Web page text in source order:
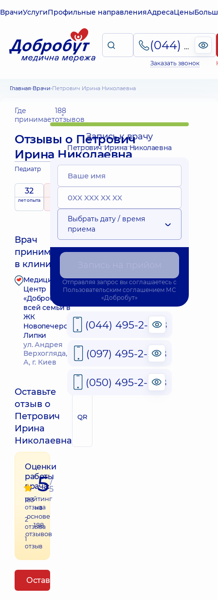
ВрачиУслугиПрофильные направленияАдресаЦены
(044) 495-2-888
Заказать звонок
Главная Врачи Петрович Ирина Николаевна
Где
принимает
188
отзывов
Отзывы о Петрович
Ирина Николаевна
Педиатр
32
лет опыта рейтингна основе
принимает
Врач
принимает
в клинике
Ближайшее время приема: 09.08.2026 9:00
Медицинский
Центр
«Добробут» для
всей семьи в
ЖК
Новопечерские
Липки
ул. Андрея
Верхогляда, 16-
А, г. Киев
Запись к врачу
Оставьте
отзыв о
Петрович
Ирина
Николаевна
QR
Оценки
работы
врача:
183
отзыва
2
отзыва
1
отзыв
5/
5
рейтинг
на
основе
188
отзывов
Оставить отзыв
Запись к врачу
Петрович Ирина Николаевна
Выбрать дату / время
приема
Отправляя запрос вы соглашаетесь с
Пользовательским соглашением МС
«Добробут»
(044) 495-2-888
(097) 495-2-888
(050) 495-2-888